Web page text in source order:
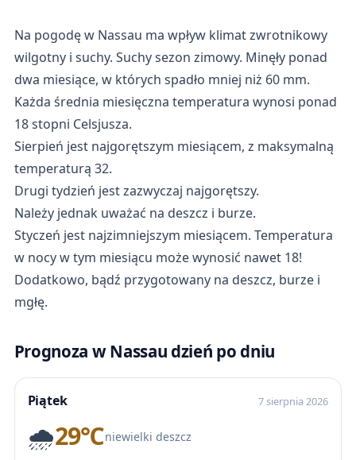
Na pogodę w Nassau ma wpływ klimat zwrotnikowy
wilgotny i suchy. Suchy sezon zimowy. Minęły ponad
dwa miesiące, w których spadło mniej niż 60 mm.
Każda średnia miesięczna temperatura wynosi ponad
18 stopni Celsjusza.
Sierpień jest najgorętszym miesiącem, z maksymalną
temperaturą 32.
Drugi tydzień jest zazwyczaj najgorętszy.
Należy jednak uważać na deszcz i burze.
Styczeń jest najzimniejszym miesiącem. Temperatura
w nocy w tym miesiącu może wynosić nawet 18!
Dodatkowo, bądź przygotowany na deszcz, burze i
mgłę.
Prognoza w Nassau dzień po dniu
Piątek 7 sierpnia 2026
🌧️29℃niewielki deszcz